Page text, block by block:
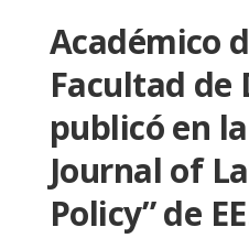
Académico
Facultad de
publicó en
Journal of
Policy” de